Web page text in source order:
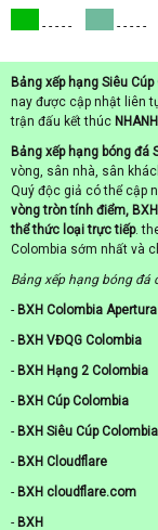
- - - - - - - - - -
Bảng xếp hạng Siêu
nay được cập nhật liên
trận đấu kết thúc
Bảng xếp hạng bóng đá
vòng, sân nhà, sân
Quý độc giả có thể cập
vòng tròn tính điểm,
thể thức loại trực tiếp.
Colombia sớm nhất và
Bảng xếp hạng bóng đá
- BXH Colombia Apertura
- BXH VĐQG Colombia
- BXH Hạng 2 Colombia
- BXH Cúp Colombia
- BXH Siêu Cúp Colombia
- BXH Cloudflare
- BXH cloudflare.com
- BXH